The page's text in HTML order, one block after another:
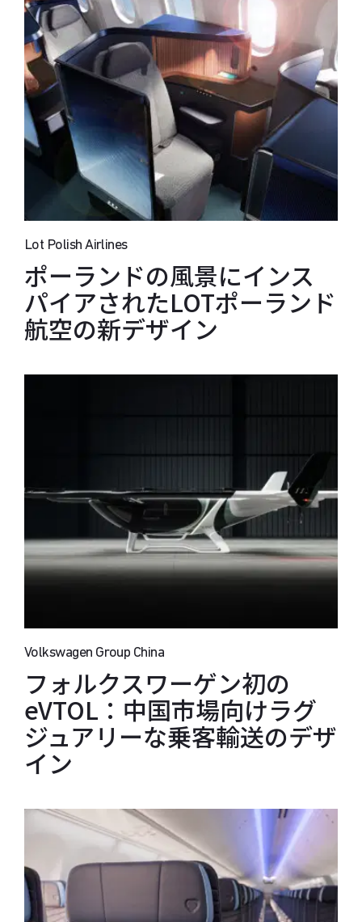
Lot Polish Airlines
ポーランドの風景にインス
パイアされたLOTポーランド
航空の新デザイン
Volkswagen Group China
フォルクスワーゲン初の
eVTOL：中国市場向けラグ
ジュアリーな乗客輸送のデザ
イン